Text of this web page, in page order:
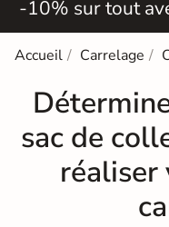
-10% sur tout
Accueil Carrelage
sac de
réaliser